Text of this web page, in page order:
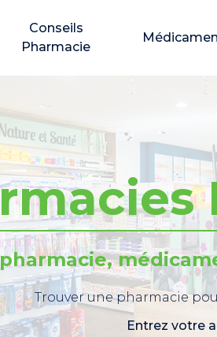
Conseils
Pharmacie
Trouver une pharmacie
Entrez votre